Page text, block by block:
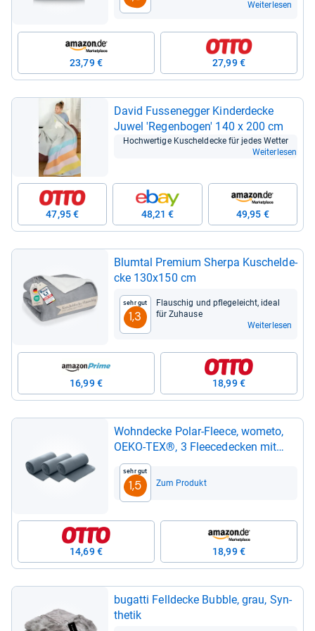
Weiterlesen
23,79 € 27,99 €
David Fus­se­neg­ger Kin­der­de­cke
Juwel 'Regen­bo­gen' 140 x 200 cm
Hoch­wer­tige Kuschel­de­cke für jedes Wet­ter
Weiterlesen
47,95 € 48,21 € 49,95 €
Blum­tal Pre­mium Sherpa Kuschel­de­
cke 130x150 cm
Sehr gut
1,3
Flau­schig und pfle­ge­leicht, ideal
für Zuhause
Weiterlesen
16,99 € 18,99 €
Wohn­de­cke Polar-​Fleece, wometo,
OEKO-​TEX®, 3 Flee­ce­de­cken mit
Ket­tel-​Rand & Anti-​Pil­ling
Sehr gut
1,5 Zum Produkt
14,69 € 18,99 €
bugatti Fell­de­cke Bub­ble, grau, Syn­
the­tik